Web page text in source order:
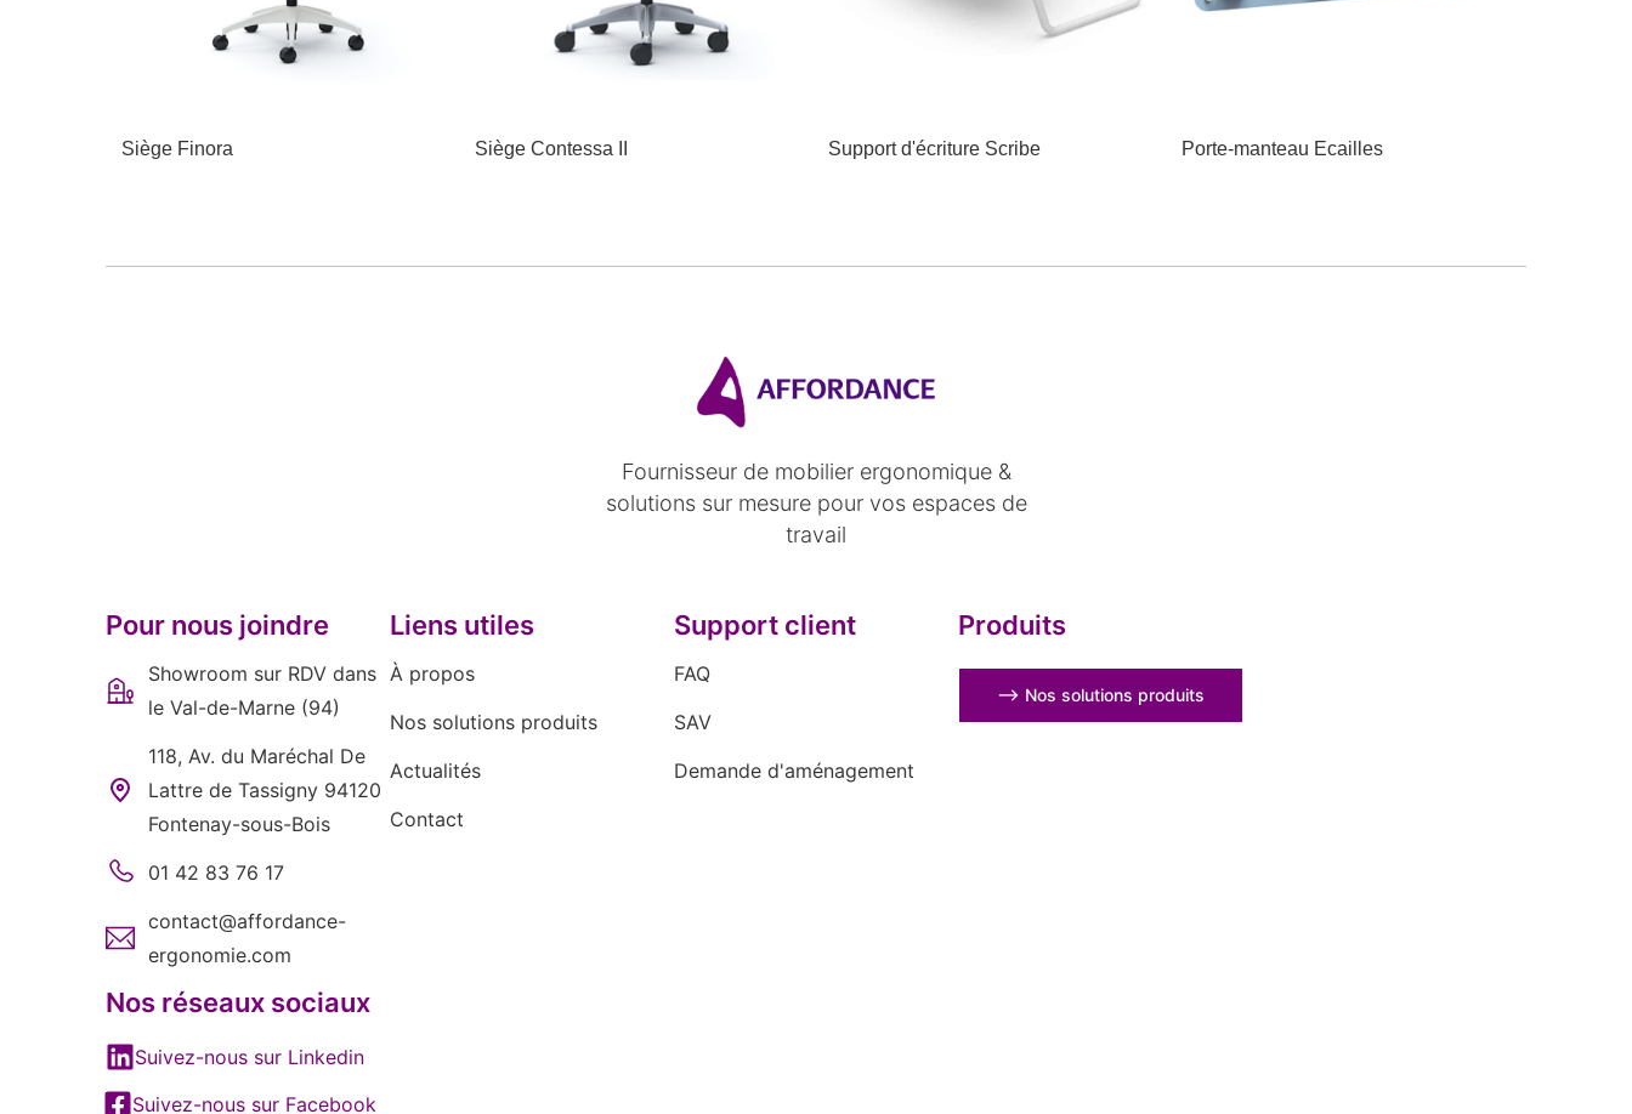
Siège Finora Siège Contessa II Support d'écriture Scribe Porte-manteau Ecailles
Fournisseur de mobilier ergonomique &
solutions sur mesure pour vos espaces de
travail
Pour nous joindre
Showroom sur RDV dans
le Val-de-Marne (94)
118, Av. du Maréchal De
Lattre de Tassigny 94120
Fontenay-sous-Bois
01 42 83 76 17
contact@affordance-
ergonomie.com
Nos réseaux sociaux
Suivez-nous sur Linkedin
Suivez-nous sur Facebook
Liens utiles
À propos
Nos solutions produits
Actualités
Contact
Support client
FAQ
SAV
Demande d'aménagement
Produits
⟶ Nos solutions produits